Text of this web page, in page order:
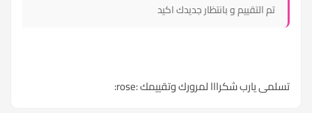
تم التقييم و بانتظار جديدك اكيد
تسلمى يارب شكرااا لمرورك وتقييمك :rose: